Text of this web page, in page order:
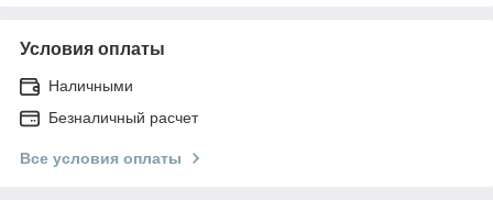
Условия оплаты
Наличными
Безналичный расчет
Все условия оплаты